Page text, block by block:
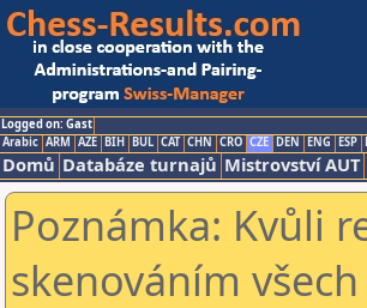
Logged on: Gast
Arabic ARM AZE BIH BUL CAT CHN CRO CZE DEN ENG ESP
Domů Databáze turnajů Mistrovství AUT
Poznámka: Kvůli
skenováním